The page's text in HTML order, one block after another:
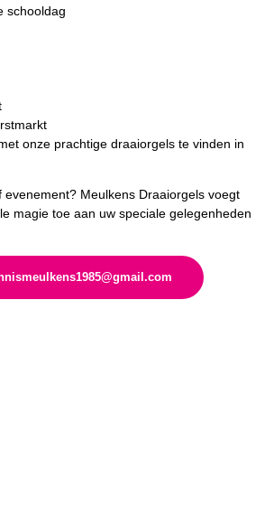
schooldag
onze prachtige draaiorgels te vinden in
evenement? Meulkens Draaiorgels voegt
magie toe aan uw speciale gelegenheden